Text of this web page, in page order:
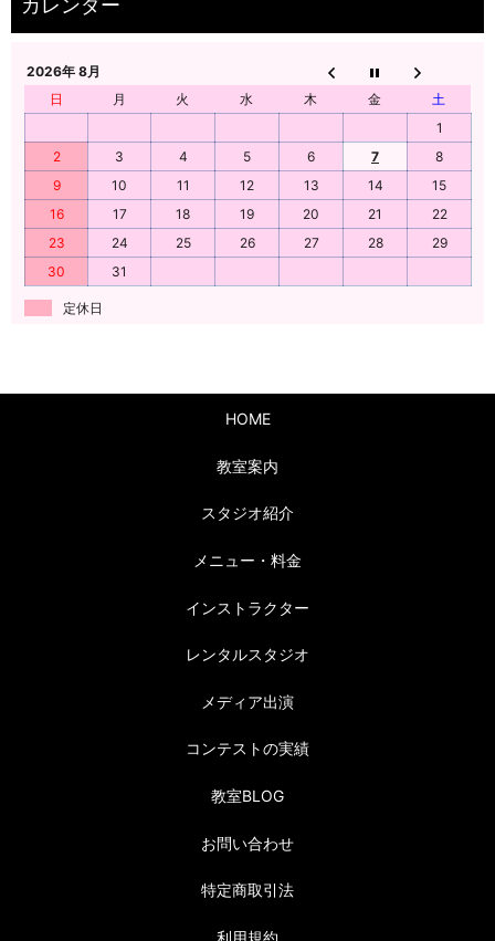
2026年 8月
日
月 火 水 木 金
土
1
2
3 4 5 6 7
8
9
10 11 12 13 14
15
16
17 18 19 20 21
22
23
24 25 26 27 28
29
30
31
定休日
HOME
教室案内
スタジオ紹介
メニュー・料金
インストラクター
レンタルスタジオ
メディア出演
コンテストの実績
教室BLOG
お問い合わせ
特定商取引法
利用規約